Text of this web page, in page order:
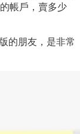
帳戶，賣多少
的朋友，是非常